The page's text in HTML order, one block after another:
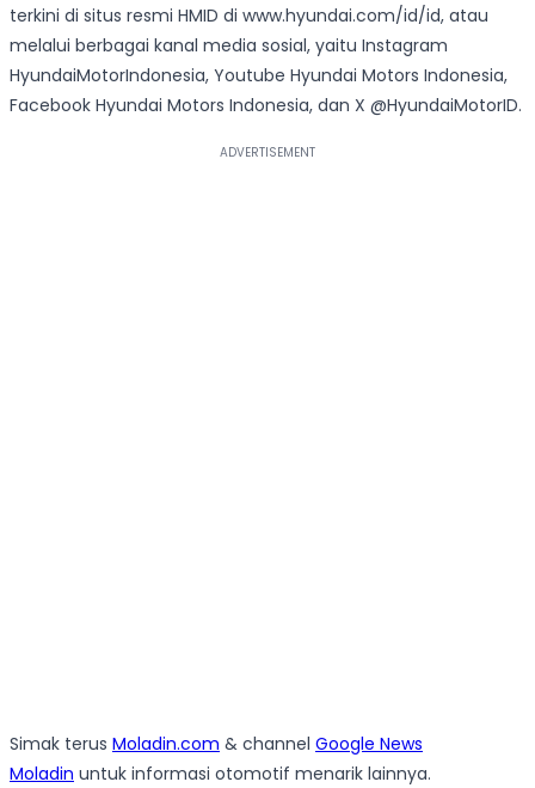
terkini di situs resmi HMID di www.hyundai.com/id/id, atau
melalui berbagai kanal media sosial, yaitu Instagram
HyundaiMotorIndonesia, Youtube Hyundai Motors Indonesia,
Facebook Hyundai Motors Indonesia, dan X @HyundaiMotorID.
Simak terus Moladin.com & channel Google News
Moladin untuk informasi otomotif menarik lainnya.